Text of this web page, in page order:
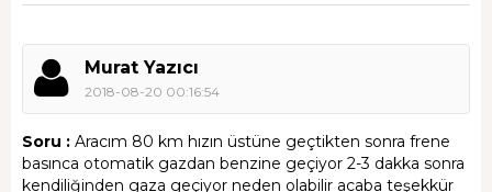
Murat Yazıcı
2018-08-20 00:16:54
Soru : Aracım 80 km hızın üstüne geçtikten sonra frene
basınca otomatik gazdan benzine geçiyor 2-3 dakka sonra
kendiliğinden gaza geçiyor neden olabilir acaba teşekkür